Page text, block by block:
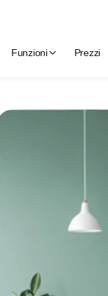
Funzioni Prezzi